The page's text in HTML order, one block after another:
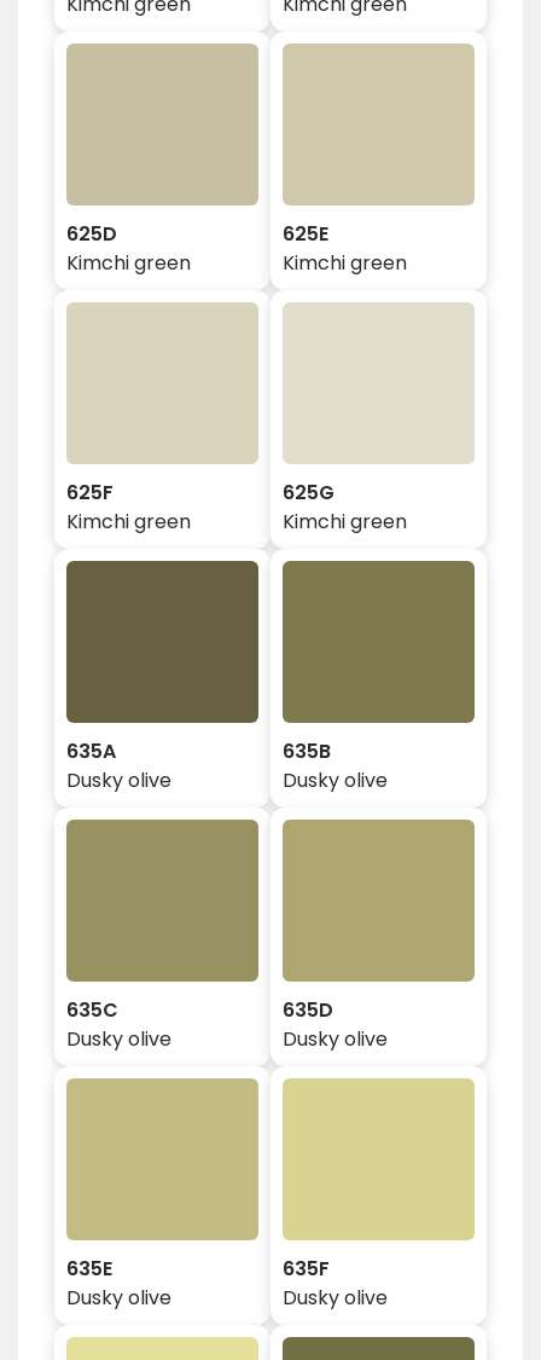
625D
Kimchi green
625E
Kimchi green
625F
Kimchi green
625G
Kimchi green
635A
Dusky olive
635B
Dusky olive
635C
Dusky olive
635D
Dusky olive
635E
Dusky olive
635F
Dusky olive